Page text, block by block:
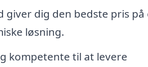
giver dig den bedste pris på
løsning.
kompetente til at levere